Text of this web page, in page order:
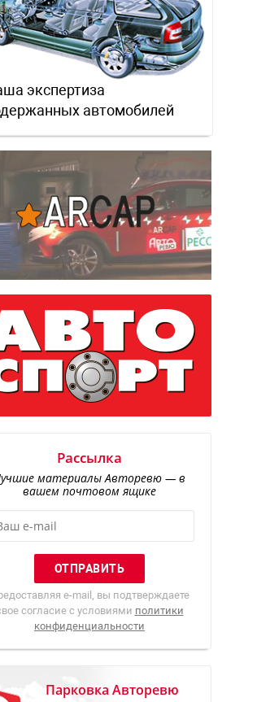
экспертиза
автомобилей
Рассылка
материалы Авторевю — в
вашем почтовом ящике
e-mail, вы подтверждаете
согласие с условиями политики
конфиденциальности
Парковка Авторевю